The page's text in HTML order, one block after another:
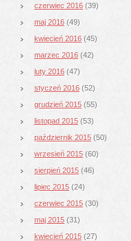
czerwiec 2016 (39)
maj 2016 (49)
kwiecień 2016 (45)
marzec 2016 (42)
luty 2016 (47)
styczeń 2016 (52)
grudzień 2015 (55)
listopad 2015 (53)
październik 2015 (50)
wrzesień 2015 (60)
sierpień 2015 (46)
lipiec 2015 (24)
czerwiec 2015 (30)
maj 2015 (31)
kwiecień 2015 (27)